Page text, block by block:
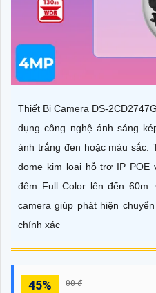
Thiết Bị Camera DS-
dụng công nghệ ánh sáng
ảnh trắng đen hoặc màu sắc.
dome kim loại hỗ trợ IP POE
đêm Full Color lên đến
camera giúp phát hiện
chính xác
45% 00 ₫